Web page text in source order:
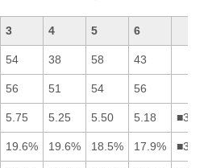
3 4 5 6
54 38 58 43
56 51 54 56
5.75 5.25 5.50 5.18
19.6% 19.6% 18.5% 17.9%